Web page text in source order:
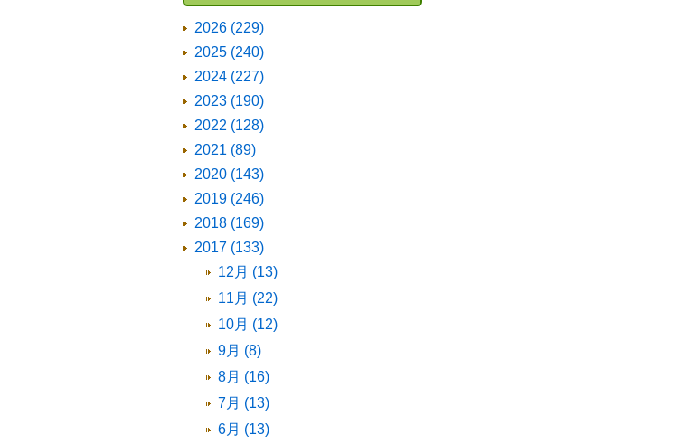
2026 (229)
2025 (240)
2024 (227)
2023 (190)
2022 (128)
2021 (89)
2020 (143)
2019 (246)
2018 (169)
2017 (133)
12月 (13)
11月 (22)
10月 (12)
9月 (8)
8月 (16)
7月 (13)
6月 (13)